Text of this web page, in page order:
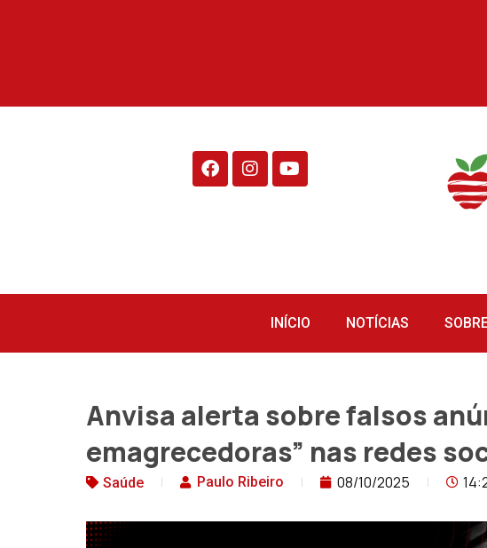
INÍCIO NOTÍCIAS
Anvisa alerta sobre falsos
emagrecedoras” nas redes
Saúde Paulo Ribeiro 08/10/2025